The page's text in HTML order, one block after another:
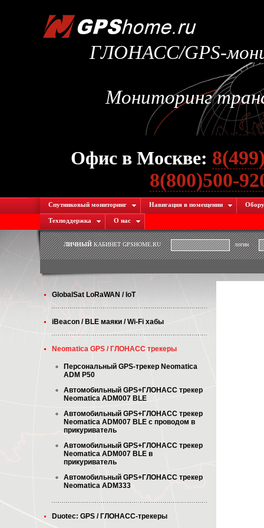
ГЛОНАСС/GPS-
Мониторинг
Офис в Москве:
8(800)500-
Спутниковый мониторинг Навигация в помещении
Техподдержка О нас
ЛИЧНЫЙКАБИНЕТ GPSHOME.RU логин
GlobalSat LoRaWAN / IoT
iBeacon / BLE маяки / Wi-Fi хабы
Neomatica GPS / ГЛОНАСС трекеры
Персональный GPS-трекер Neomatica
ADM P50
Автомобильный GPS+ГЛОНАСС трекер
Neomatica ADM007 BLE
Автомобильный GPS+ГЛОНАСС трекер
Neomatica ADM007 BLE с проводом в
прикуриватель
Автомобильный GPS+ГЛОНАСС трекер
Neomatica ADM007 BLE в
прикуриватель
Автомобильный GPS+ГЛОНАСС трекер
Neomatica ADM333
Duotec: GPS / ГЛОНАСС-трекеры